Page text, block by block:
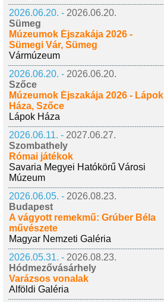
2026.06.20. - 2026.06.20.
Sümeg
Múzeumok Éjszakája 2026 -
Sümegi Vár, Sümeg
Vármúzeum
2026.06.20. - 2026.06.20.
Szőce
Múzeumok Éjszakája 2026 - Lápok
Háza, Szőce
Lápok Háza
2026.06.11. - 2027.06.27.
Szombathely
Római játékok
Savaria Megyei Hatókörű Városi
Múzeum
2026.06.05. - 2026.08.23.
Budapest
A vágyott remekmű: Grúber Béla
művészete
Magyar Nemzeti Galéria
2026.05.31. - 2026.08.23.
Hódmezővásárhely
Varázsos vonalak
Alföldi Galéria